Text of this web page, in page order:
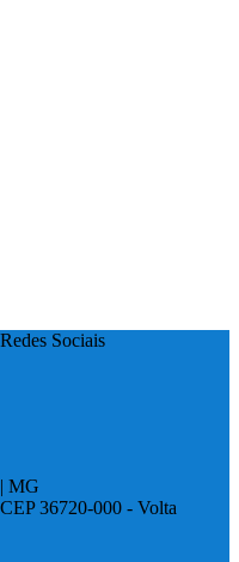
Sociais
MG
36720-000 - Volta